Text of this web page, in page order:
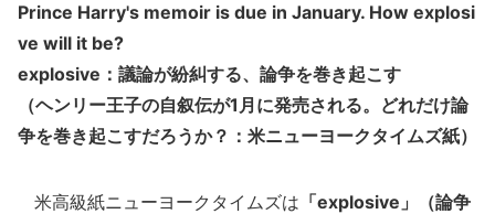
Prince Harry's memoir is due in January. How explosi
ve will it be?
explosive：議論が紛糾する、論争を巻き起こす
（ヘンリー王子の自叙伝が1月に発売される。どれだけ論
争を巻き起こすだろうか？：米ニューヨークタイムズ紙）
米高級紙ニューヨークタイムズは 「explosive」（論争